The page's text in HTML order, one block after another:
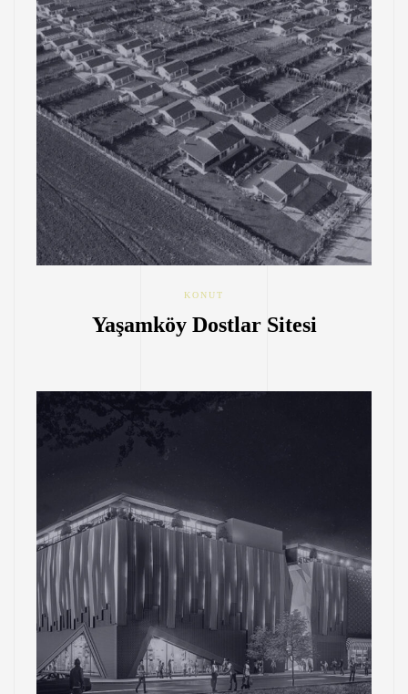
KONUT
Yaşamköy Dostlar Sitesi